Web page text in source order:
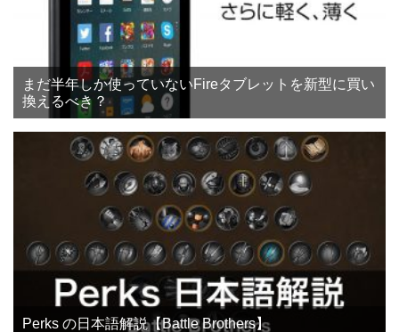
まだ半年しか使っていないFireタブレットを新型に買い
換えるべき？
Perks の日本語解説【Battle Brothers】